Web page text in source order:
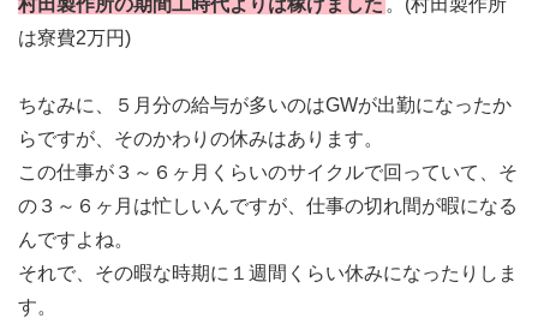
は寮費2万円)
ちなみに、５月分の給与が多いのはGWが出勤になったか
らですが、そのかわりの休みはあります。
この仕事が３～６ヶ月くらいのサイクルで回っていて、そ
の３～６ヶ月は忙しいんですが、仕事の切れ間が暇になる
んですよね。
それで、その暇な時期に１週間くらい休みになったりしま
す。